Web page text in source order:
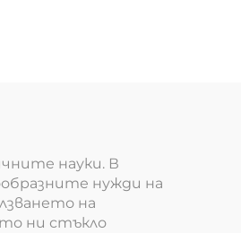
науки. В
нужди на
на
ни стъкло